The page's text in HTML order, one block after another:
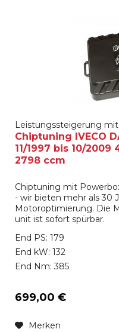
Leistungssteigerung
Chiptuning IVECO
11/1997 bis 10/2009
2798 ccm
Chiptuning mit
- wir bieten mehr als 30
Motoroptimierung. Die
unit ist sofort spürbar.
End PS: 179
End kW: 132
End Nm: 385
699,00 €
Merken